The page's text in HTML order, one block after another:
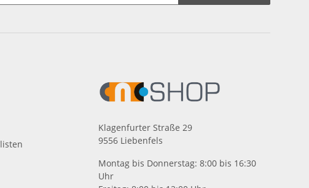
Klagenfurter Straße 29
9556 Liebenfels
Montag bis Donnerstag: 8:00 bis 16:30
Uhr